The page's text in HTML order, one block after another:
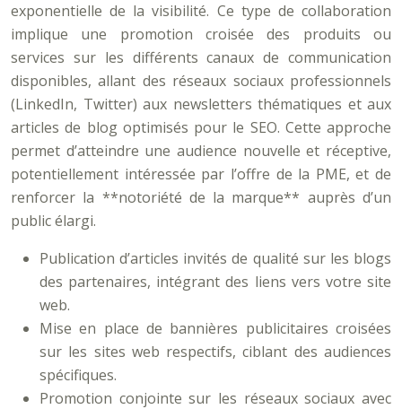
exponentielle de la visibilité. Ce type de collaboration
implique une promotion croisée des produits ou
services sur les différents canaux de communication
disponibles, allant des réseaux sociaux professionnels
(LinkedIn, Twitter) aux newsletters thématiques et aux
articles de blog optimisés pour le SEO. Cette approche
permet d’atteindre une audience nouvelle et réceptive,
potentiellement intéressée par l’offre de la PME, et de
renforcer la **notoriété de la marque** auprès d’un
public élargi.
Publication d’articles invités de qualité sur les blogs
des partenaires, intégrant des liens vers votre site
web.
Mise en place de bannières publicitaires croisées
sur les sites web respectifs, ciblant des audiences
spécifiques.
Promotion conjointe sur les réseaux sociaux avec